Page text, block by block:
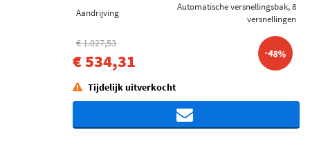
Aandrijving
Automatische versnellingsbak, 8
versnellingen
€ 1.027,53
€ 534,31 -48%
Tijdelijk uitverkocht